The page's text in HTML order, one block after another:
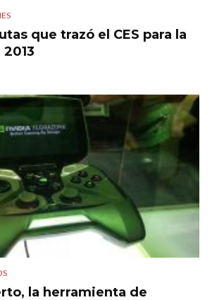
que trazó el CES para la
la herramienta de